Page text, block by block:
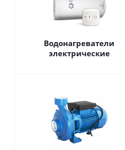
Водонагреватели
электрические